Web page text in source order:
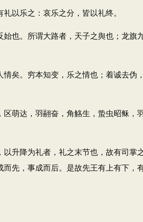
以乐之：哀乐之分，皆以礼终。
。所谓大路者，天子之舆也；龙旗
。穷本知变，乐之情也；着诚去伪
达，羽翮奋，角觡生，蛰虫昭稣，
降为礼者，礼之末节也，故有司掌
先，事成而后。是故先王有上有下，